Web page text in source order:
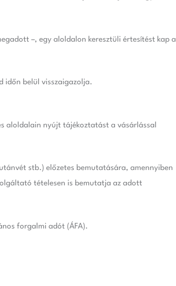
–, egy aloldalon keresztüli értesítést kap a
időn belül visszaigazolja.
aloldalain nyújt tájékoztatást a vásárlással
stb.) előzetes bemutatására, amennyiben
tételesen is bemutatja az adott
forgalmi adót (ÁFA).